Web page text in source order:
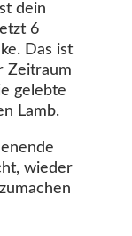
dein
6
Das ist
Zeitraum
gelebte
Lamb.
wieder